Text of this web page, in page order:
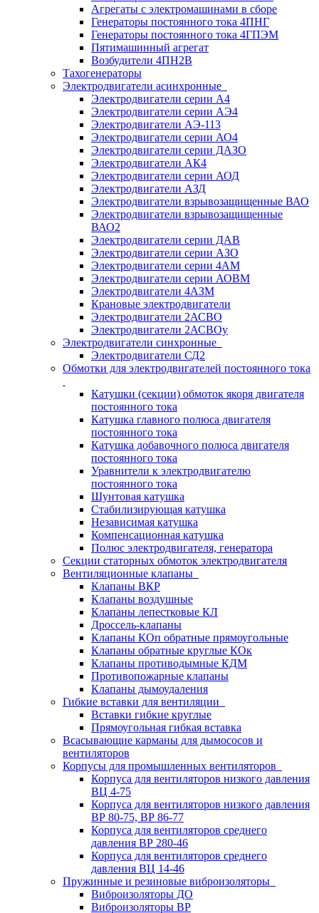
Агрегаты с электромашинами в сборе
Генераторы постоянного тока 4ПНГ
Генераторы постоянного тока 4ГПЭМ
Пятимашинный агрегат
Возбудители 4ПН2В
Тахогенераторы
Электродвигатели асинхронные
Электродвигатели серии А4
Электродвигатели серии АЭ4
Электродвигатели АЭ-113
Электродвигатели серии АО4
Электродвигатели серии ДАЗО
Электродвигатели АК4
Электродвигатели серии АОД
Электродвигатели АЗД
Электродвигатели взрывозащищенные ВАО
Электродвигатели взрывозащищенные
ВАО2
Электродвигатели серии ДАВ
Электродвигатели серии АЗО
Электродвигатели серии 4АМ
Электродвигатели серии АОВМ
Электродвигатели 4АЗМ
Крановые электродвигатели
Электродвигатели 2АСВО
Электродвигатели 2АСВОу
Электродвигатели синхронные
Электродвигатели СД2
Обмотки для электродвигателей постоянного тока
Катушки (секции) обмоток якоря двигателя
постоянного тока
Катушка главного полюса двигателя
постоянного тока
Катушка добавочного полюса двигателя
постоянного тока
Уравнители к электродвигателю
постоянного тока
Шунтовая катушка
Стабилизирующая катушка
Независимая катушка
Компенсационная катушка
Полюс электродвигателя, генератора
Секции статорных обмоток электродвигателя
Вентиляционные клапаны
Клапаны ВКР
Клапаны воздушные
Клапаны лепестковые КЛ
Дроссель-клапаны
Клапаны КОп обратные прямоугольные
Клапаны обратные круглые КОк
Клапаны противодымные КДМ
Противопожарные клапаны
Клапаны дымоудаления
Гибкие вставки для вентиляции
Вставки гибкие круглые
Прямоугольная гибкая вставка
Всасывающие карманы для дымососов и
вентиляторов
Корпусы для промышленных вентиляторов
Корпуса для вентиляторов низкого давления
ВЦ 4-75
Корпуса для вентиляторов низкого давления
ВР 80-75, ВР 86-77
Корпуса для вентиляторов среднего
давления ВР 280-46
Корпуса для вентиляторов среднего
давления ВЦ 14-46
Пружинные и резиновые виброизоляторы
Виброизоляторы ДО
Виброизоляторы ВР